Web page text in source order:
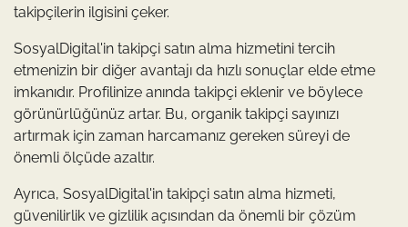
takipçilerin ilgisini çeker.
SosyalDigital'in takipçi satın alma hizmetini tercih
etmenizin bir diğer avantajı da hızlı sonuçlar elde etme
imkanıdır. Profilinize anında takipçi eklenir ve böylece
görünürlüğünüz artar. Bu, organik takipçi sayınızı
artırmak için zaman harcamanız gereken süreyi de
önemli ölçüde azaltır.
Ayrıca, SosyalDigital'in takipçi satın alma hizmeti,
güvenilirlik ve gizlilik açısından da önemli bir çözüm